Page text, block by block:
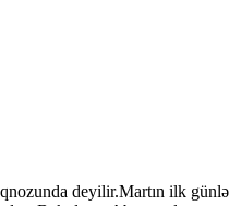
deyilir.Martın ilk